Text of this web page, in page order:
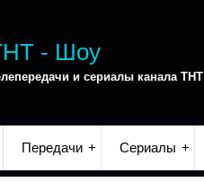
- Шоу
и сериалы канала ТНТ
Передачи Сериалы